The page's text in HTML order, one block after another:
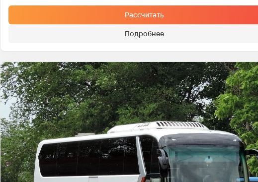
Рассчитать
Подробнее